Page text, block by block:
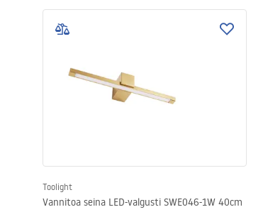
Toolight
Vannitoa seina LED-valgusti SWE046-1W 40cm